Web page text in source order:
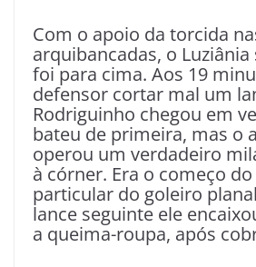
Com o apoio da torcida
arquibancadas, o
foi para cima. Aos 19
defensor cortar mal um
Rodriguinho chegou em
bateu de primeira, mas o
operou um verdadeiro
à córner. Era o começo
particular do goleiro
lance seguinte ele
a queima-roupa, após